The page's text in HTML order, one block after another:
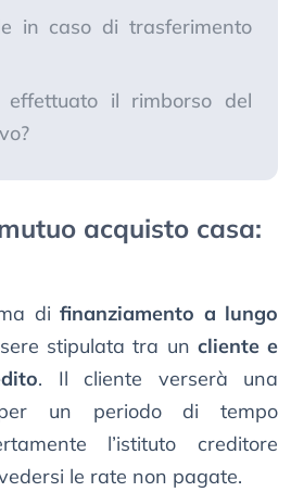
in caso di trasferimento
effettuato il rimborso del
acquisto casa:
di finanziamento a lungo
stipulata tra un cliente e
. Il cliente verserà una
un periodo di tempo
l’istituto creditore
le rate non pagate.